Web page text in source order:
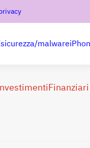
sicurezza/malware